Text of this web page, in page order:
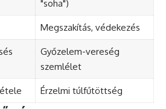
"soha")
Megszakítás, védekezés
Győzelem-vereség
szemlélet
Érzelmi túlfűtöttség